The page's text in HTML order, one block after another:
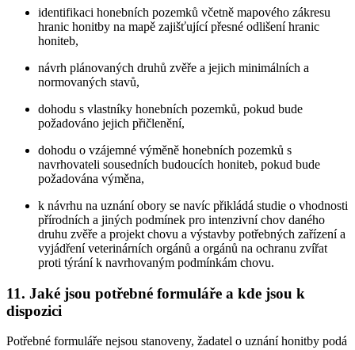
identifikaci honebních pozemků včetně mapového zákresu
hranic honitby na mapě zajišťující přesné odlišení hranic
honiteb,
návrh plánovaných druhů zvěře a jejich minimálních a
normovaných stavů,
dohodu s vlastníky honebních pozemků, pokud bude
požadováno jejich přičlenění,
dohodu o vzájemné výměně honebních pozemků s
navrhovateli sousedních budoucích honiteb, pokud bude
požadována výměna,
k návrhu na uznání obory se navíc přikládá studie o vhodnosti
přírodních a jiných podmínek pro intenzivní chov daného
druhu zvěře a projekt chovu a výstavby potřebných zařízení a
vyjádření veterinárních orgánů a orgánů na ochranu zvířat
proti týrání k navrhovaným podmínkám chovu.
11. Jaké jsou potřebné formuláře a kde jsou k
dispozici
Potřebné formuláře nejsou stanoveny, žadatel o uznání honitby podá